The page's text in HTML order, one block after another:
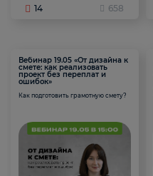
14 658
Вебинар 19.05 «От дизайна к
смете: как реализовать
проект без переплат и
ошибок»
Как подготовить грамотную смету?